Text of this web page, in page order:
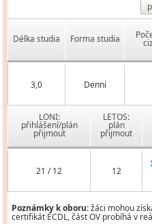
Délka studia Forma studia
3,0 Denní
LONI:
přihlášení/plán
přijmout
LETOS:
plán
přijmout
21 / 12 12
Poznámky k oboru:žáci mohou
certifikát ECDL, část OV probíhá v